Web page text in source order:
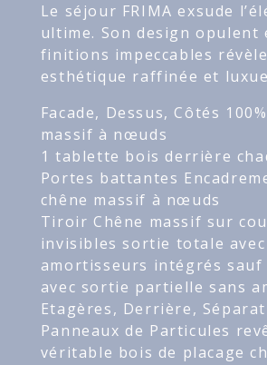
Le séjour FRIMA exsude
ultime. Son design opulent
finitions impeccables
esthétique raffinée et
Facade, Dessus, Côtés
massif à nœuds
1 tablette bois derrière
Portes battantes
chêne massif à nœuds
Tiroir Chêne massif sur
invisibles sortie totale avec
amortisseurs intégrés sauf
avec sortie partielle sans
Etagères, Derrière,
Panneaux de Particules
véritable bois de placage